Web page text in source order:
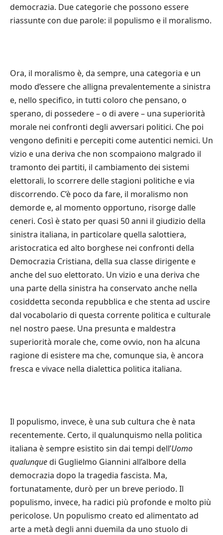
democrazia. Due categorie che possono essere
riassunte con due parole: il populismo e il moralismo.
Ora, il moralismo è, da sempre, una categoria e un
modo d’essere che alligna prevalentemente a sinistra
e, nello specifico, in tutti coloro che pensano, o
sperano, di possedere – o di avere – una superiorità
morale nei confronti degli avversari politici. Che poi
vengono definiti e percepiti come autentici nemici. Un
vizio e una deriva che non scompaiono malgrado il
tramonto dei partiti, il cambiamento dei sistemi
elettorali, lo scorrere delle stagioni politiche e via
discorrendo. C’è poco da fare, il moralismo non
demorde e, al momento opportuno, risorge dalle
ceneri. Così è stato per quasi 50 anni il giudizio della
sinistra italiana, in particolare quella salottiera,
aristocratica ed alto borghese nei confronti della
Democrazia Cristiana, della sua classe dirigente e
anche del suo elettorato. Un vizio e una deriva che
una parte della sinistra ha conservato anche nella
cosiddetta seconda repubblica e che stenta ad uscire
dal vocabolario di questa corrente politica e culturale
nel nostro paese. Una presunta e maldestra
superiorità morale che, come ovvio, non ha alcuna
ragione di esistere ma che, comunque sia, è ancora
fresca e vivace nella dialettica politica italiana.
Il populismo, invece, è una sub cultura che è nata
recentemente. Certo, il qualunquismo nella politica
italiana è sempre esistito sin dai tempi dell’Uomo
qualunquedi Guglielmo Giannini all’albore della
democrazia dopo la tragedia fascista. Ma,
fortunatamente, durò per un breve periodo. Il
populismo, invece, ha radici più profonde e molto più
pericolose. Un populismo creato ed alimentato ad
arte a metà degli anni duemila da uno stuolo di